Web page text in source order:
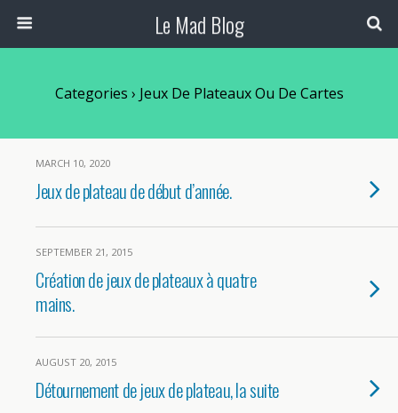
Le Mad Blog
Categories › Jeux De Plateaux Ou De Cartes
MARCH 10, 2020
Jeux de plateau de début d’année.
SEPTEMBER 21, 2015
Création de jeux de plateaux à quatre
mains.
AUGUST 20, 2015
Détournement de jeux de plateau, la suite